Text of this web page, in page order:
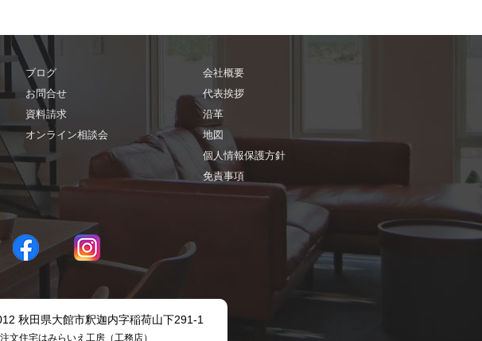
ブログ
お問合せ
資料請求
オンライン相談会
会社概要
代表挨拶
沿革
地図
個人情報保護方針
免責事項
秋田県大館市釈迦内字稲荷山下291-1
文住宅はみらいえ工房（工務店）